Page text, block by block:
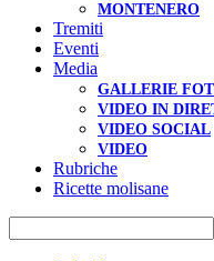
MONTENERO
Tremiti
Eventi
Media
GALLERIE
VIDEO IN
VIDEO SOCIAL
VIDEO
Rubriche
Ricette molisane